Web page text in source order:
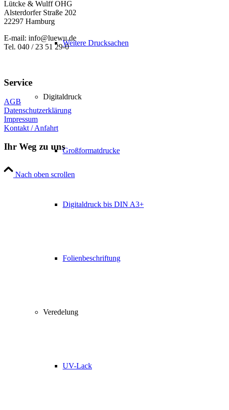
Weitere Drucksachen
Digitaldruck
Großformatdrucke
Digitaldruck bis DIN A3+
Folienbeschriftung
Veredelung
UV-Lack
Lütcke & Wulff OHG
Alsterdorfer Straße 202
22297 Hamburg
E-mail: info@luewu.de
Tel. 040 / 23 51 29-0
Service
AGB
Datenschutzerklärung
Impressum
Kontakt / Anfahrt
Ihr Weg zu uns
Nach oben scrollen